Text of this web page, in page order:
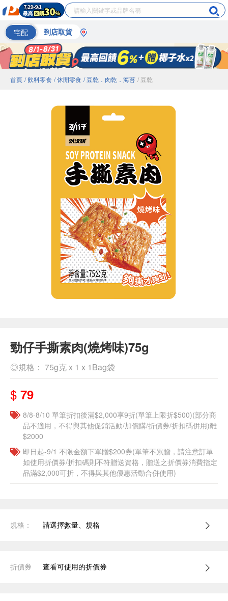
宅配 到店取貨
首頁 / 飲料零食 / 休閒零食 / 豆乾．肉乾．海苔 / 豆乾
勁仔手撕素肉(燒烤味)75g
◎規格： 75g克 x 1 x 1Bag袋
$ 79
8/8-8/10 單筆折扣後滿$2,000享9折(單筆上限折$500)(部分商
品不適用，不得與其他促銷活動/加價購/折價券/折扣碼併用)離
$2000
即日起-9/1 不限金額下單贈$200券(單筆不累贈，請注意訂單
如使用折價券/折扣碼則不符贈送資格，贈送之折價券消費指定
品滿$2,000可折，不得與其他優惠活動合併使用)
規格： 請選擇數量、規格
折價券 查看可使用的折價券